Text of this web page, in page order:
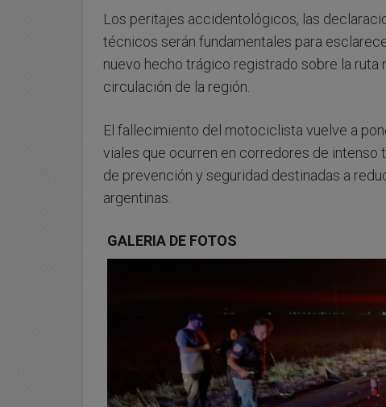
Los peritajes accidentológicos, las
técnicos serán fundamentales para
nuevo hecho trágico registrado sobre la ruta
circulación de la región.
El fallecimiento del motociclista vuelve a
viales que ocurren en corredores de
de prevención y seguridad destinadas a
argentinas.
GALERIA DE FOTOS